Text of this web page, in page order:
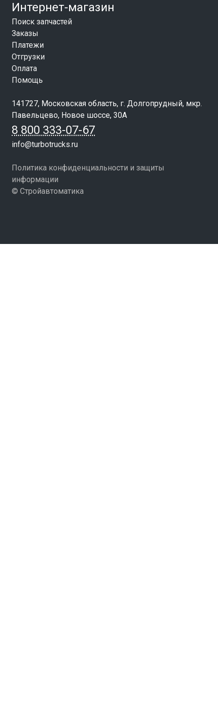
Интернет-магазин
Поиск запчастей
Заказы
Платежи
Отгрузки
Оплата
Помощь
141727, Московская область, г. Долгопрудный, мкр.
Павельцево, Новое шоссе, 30А
8 800 333-07-67
info@turbotrucks.ru
Политика конфиденциальности и защиты
информации
© Стройавтоматика